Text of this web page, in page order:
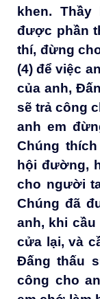
khen.
được phần
thí, đừng
(4) để việc
của anh,
sẽ trả công
anh em
Chúng
hội đường,
cho người
Chúng đã
anh, khi
cửa lại, và
Đấng thấu
công cho